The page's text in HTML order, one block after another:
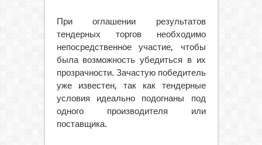
При оглашении результатов
тендерных торгов необходимо
непосредственное участие, чтобы
была возможность убедиться в их
прозрачности. Зачастую победитель
уже известен, так как тендерные
условия идеально подогнаны под
одного производителя или
поставщика.